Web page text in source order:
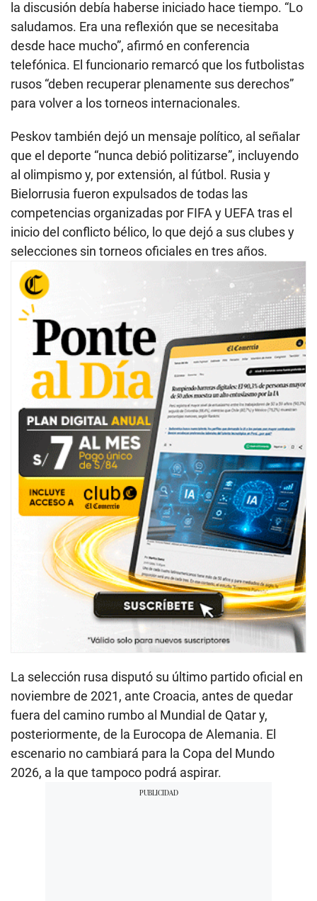
la discusión debía haberse iniciado hace tiempo. “Lo
saludamos. Era una reflexión que se necesitaba
desde hace mucho”, afirmó en conferencia
telefónica. El funcionario remarcó que los futbolistas
rusos “deben recuperar plenamente sus derechos”
para volver a los torneos internacionales.
Peskov también dejó un mensaje político, al señalar
que el deporte “nunca debió politizarse”, incluyendo
al olimpismo y, por extensión, al fútbol. Rusia y
Bielorrusia fueron expulsados de todas las
competencias organizadas por FIFA y UEFA tras el
inicio del conflicto bélico, lo que dejó a sus clubes y
selecciones sin torneos oficiales en tres años.
La selección rusa disputó su último partido oficial en
noviembre de 2021, ante Croacia, antes de quedar
fuera del camino rumbo al Mundial de Qatar y,
posteriormente, de la Eurocopa de Alemania. El
escenario no cambiará para la Copa del Mundo
2026, a la que tampoco podrá aspirar.